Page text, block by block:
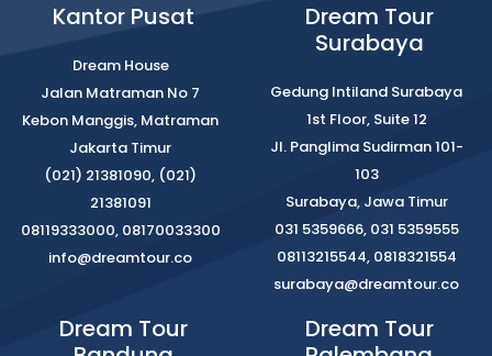
Kantor Pusat
Dream House
Jalan Matraman No 7
Kebon Manggis, Matraman
Jakarta Timur
(021) 21381090, (021)
21381091
08119333000, 08170033300
info@dreamtour.co
Dream Tour
Surabaya
Gedung Intiland Surabaya
1st Floor, Suite 12
Jl. Panglima Sudirman 101-
103
Surabaya, Jawa Timur
031 5359666, 031 5359555
08113215544, 0818321554
surabaya@dreamtour.co
Dream Tour
Dream Tour